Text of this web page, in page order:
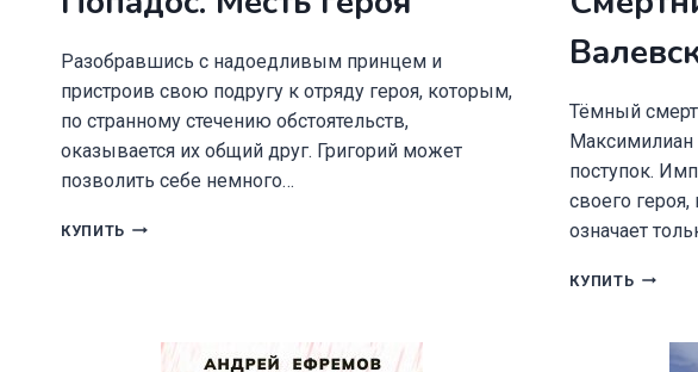
Разобравшись с надоедливым принцем и
пристроив свою подругу к отряду героя, которым,
по странному стечению обстоятельств,
оказывается их общий друг. Григорий может
позволить себе немного…
КУПИТЬ ПОПАДОС.
Тёмный
Максимилиан
поступок.
своего
означает
КУПИТЬ